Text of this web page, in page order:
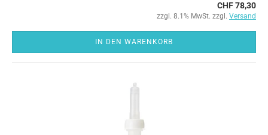
CHF 78,30
zzgl. 8.1% MwSt. zzgl. Versand
IN DEN WARENKORB